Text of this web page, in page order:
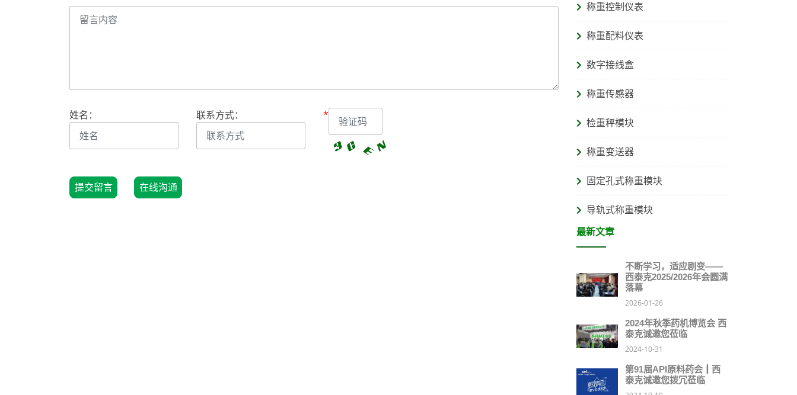
称重控制仪表
称重配料仪表
数字接线盒
称重传感器
检重秤模块
称重变送器
固定孔式称重模块
导轨式称重模块
最新文章
不断学习，适应剧变——
西泰克2025/2026年会圆满
落幕
2026-01-26
2024年秋季药机博览会 西
泰克诚邀您莅临
2024-10-31
第91届API原料药会┃西
泰克诚邀您拨冗莅临
姓名： 联系方式： *
提交留言 在线沟通